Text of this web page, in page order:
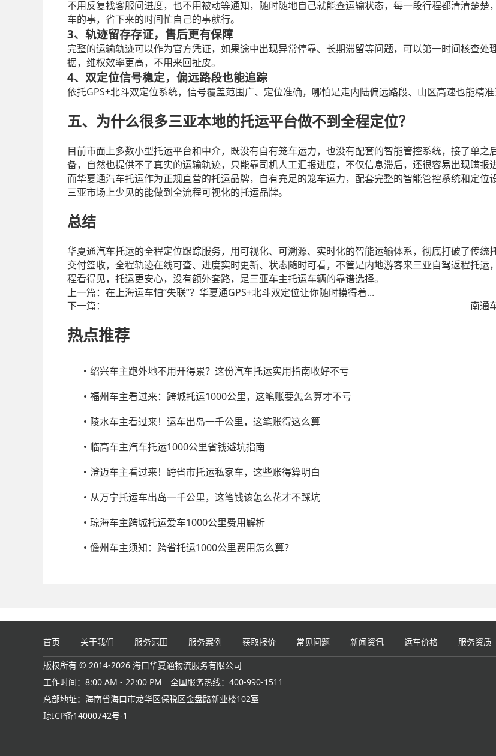
不用反复找客服问进度，也不用被动等通知，随时随地自己就能查运输状态，每一段行程都清清楚楚
车的事，省下来的时间忙自己的事就行。
3、轨迹留存存证，售后更有保障
完整的运输轨迹可以作为官方凭证，如果途中出现异常停靠、长期滞留等问题，可以第一时间核查处
据，维权效率更高，不用来回扯皮。
4、双定位信号稳定，偏远路段也能追踪
依托GPS+北斗双定位系统，信号覆盖范围广、定位准确，哪怕是走内陆偏远路段、山区高速也能精
五、为什么很多三亚本地的托运平台做不到全程定位？
目前市面上多数小型托运平台和中介，既没有自有笼车运力，也没有配套的智能管控系统，接了单
备，自然也提供不了真实的运输轨迹，只能靠司机人工汇报进度，不仅信息滞后，还很容易出现瞒报
而华夏通汽车托运作为正规直营的托运品牌，自有充足的笼车运力，配套完整的智能管控系统和定
三亚市场上少见的能做到全流程可视化的托运品牌。
总结
华夏通汽车托运的全程定位跟踪服务，用可视化、可溯源、实时化的智能运输体系，彻底打破了传
交付签收，全程轨迹在线可查、进度实时更新、状态随时可看，不管是内地游客来三亚自驾返程托
程看得见，托运更安心，没有额外套路，是三亚车主托运车辆的靠谱选择。
上一篇： 在上海运车怕“失联”？华夏通GPS+北斗双定位让你随时摸得着...
下一篇：
南通
热点推荐
绍兴车主跑外地不用开得累？这份汽车托运实用指南收好不亏
福州车主看过来：跨城托运1000公里，这笔账要怎么算才不亏
陵水车主看过来！运车出岛一千公里，这笔账得这么算
临高车主汽车托运1000公里省钱避坑指南
澄迈车主看过来！跨省市托运私家车，这些账得算明白
从万宁托运车出岛一千公里，这笔钱该怎么花才不踩坑
琼海车主跨城托运爱车1000公里费用解析
儋州车主须知：跨省托运1000公里费用怎么算？
首页 关于我们 服务范围 服务案例 获取报价 常见问题 新闻资讯 运车价格 服务资质
版权所有 © 2014-2026 海口华夏通物流服务有限公司
工作时间：8:00 AM - 22:00 PM
全国服务热线：400-990-1511
总部地址：海南省海口市龙华区保税区金盘路新业楼102室
琼ICP备14000742号-1